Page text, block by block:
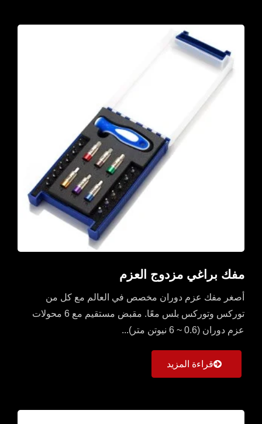
مفك براغي مزدوج العزم
أصغر مفك عزم دوران مخصص في العالم مع كل من
توركس وتوركس بلس معًا. مقبض مستقيم مع 6 محولات
عزم دوران (0.6 ~ 6 نيوتن متر)...
قراءة المزيد